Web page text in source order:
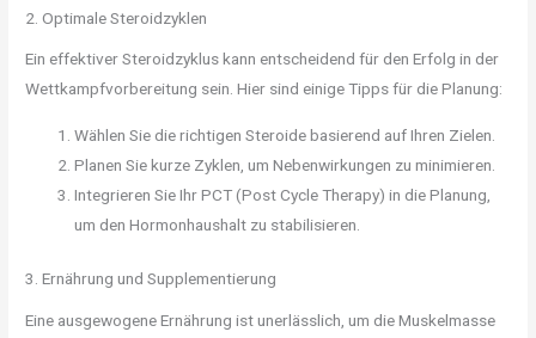
2. Optimale Steroidzyklen
Ein effektiver Steroidzyklus kann entscheidend für den Erfolg in der
Wettkampfvorbereitung sein. Hier sind einige Tipps für die Planung:
Wählen Sie die richtigen Steroide basierend auf Ihren Zielen.
Planen Sie kurze Zyklen, um Nebenwirkungen zu minimieren.
Integrieren Sie Ihr PCT (Post Cycle Therapy) in die Planung,
um den Hormonhaushalt zu stabilisieren.
3. Ernährung und Supplementierung
Eine ausgewogene Ernährung ist unerlässlich, um die Muskelmasse